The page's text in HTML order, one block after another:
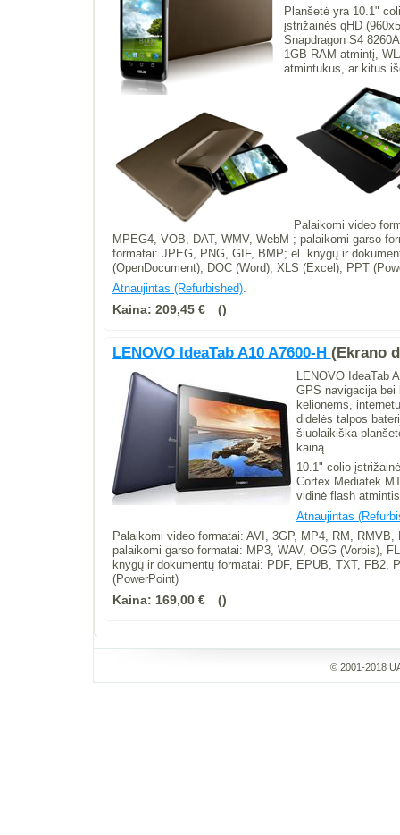
Planšetė yra 10.1"
įstrižainės qHD
Snapdragon S4
1GB RAM atmintį,
atmintukus, ar kitus
Palaikomi video
MPEG4, VOB, DAT, WMV, WebM ; palaikomi garso
formatai: JPEG, PNG, GIF, BMP; el. knygų ir
(OpenDocument), DOC (Word), XLS (Excel), PPT
Atnaujintas (Refurbished).
Kaina: 209,45 €
LENOVO IdeaTab A10 A7600-H (Ekrano
LENOVO IdeaTab
GPS navigacija bei
kelionėms,
didelės talpos
šiuolaikiška
kainą.
10.1" colio
Cortex Mediatek
vidinė flash
Atnaujintas
Palaikomi video formatai: AVI, 3GP, MP4, RM,
palaikomi garso formatai: MP3, WAV, OGG (Vorbis),
knygų ir dokumentų formatai: PDF, EPUB, TXT, FB2,
(PowerPoint)
Kaina: 169,00 €
© 2001-2018